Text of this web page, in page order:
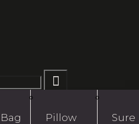
Pillow
Sure